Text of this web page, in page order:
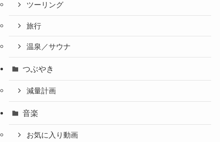
ツーリング
旅行
温泉／サウナ
つぶやき
減量計画
音楽
お気に入り動画